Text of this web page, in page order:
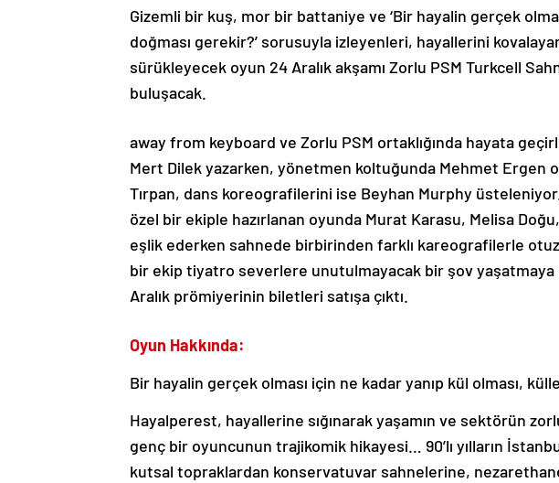
Gizemli bir kuş, mor bir battaniye ve ‘Bir hayalin gerçek
doğması gerekir?’ sorusuyla izleyenleri, hayallerini
sürükleyecek oyun 24 Aralık akşamı Zorlu PSM Turkcell
buluşacak.
away from keyboard ve Zorlu PSM ortaklığında hayata
Mert Dilek yazarken, yönetmen koltuğunda Mehmet Ergen
Tırpan, dans koreografilerini ise Beyhan Murphy üsteleniyor.
özel bir ekiple hazırlanan oyunda Murat Karasu, Melisa
eşlik ederken sahnede birbirinden farklı kareografilerle
bir ekip tiyatro severlere unutulmayacak bir şov yaşatmaya
Aralık prömiyerinin biletleri satışa çıktı.
Oyun Hakkında:
Bir hayalin gerçek olması için ne kadar yanıp kül olması,
Hayalperest, hayallerine sığınarak yaşamın ve sektörün
genç bir oyuncunun trajikomik hikayesi… 90’lı yılların
kutsal topraklardan konservatuvar sahnelerine,